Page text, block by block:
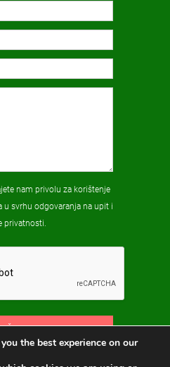
nam privolu za korištenje
u svrhu odgovaranja na upit i
privatnosti
the best experience on our